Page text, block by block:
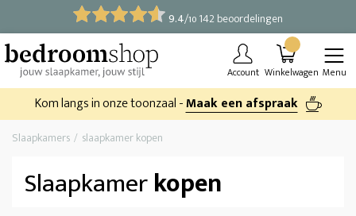
9.4/10 142 beoordelingen
Account Winkelwagen Menu
Kom langs in onze toonzaal -Maak een afspraak
Slaapkamers slaapkamer kopen
Slaapkamerkopen